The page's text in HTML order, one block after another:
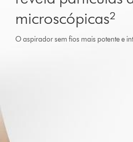
microscópicas²
O aspirador sem fios mais potente e